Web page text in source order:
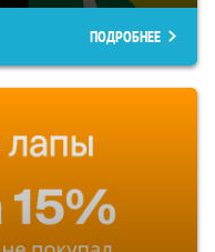
ПОДРОБНЕЕ